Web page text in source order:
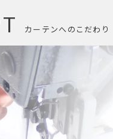
カーテンへのこだわり